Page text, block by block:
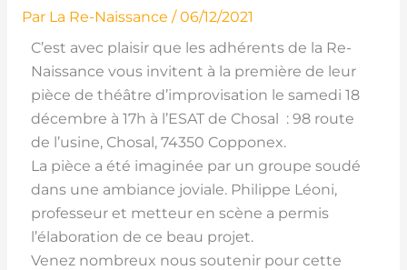
Par La Re-Naissance /06/12/2021
C’est avec plaisir que les adhérents de la Re-
Naissance vous invitent à la première de leur
pièce de théâtre d’improvisation le samedi 18
décembre à 17h à l’ESAT de Chosal : 98 route
de l’usine, Chosal, 74350 Copponex.
La pièce a été imaginée par un groupe soudé
dans une ambiance joviale. Philippe Léoni,
professeur et metteur en scène a permis
l’élaboration de ce beau projet.
Venez nombreux nous soutenir pour cette